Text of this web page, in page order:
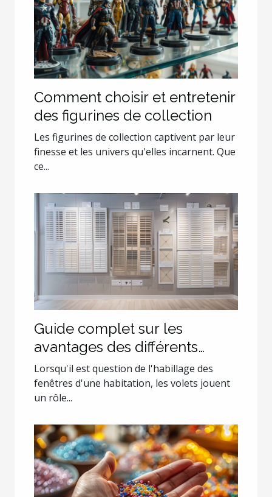
Comment choisir et entretenir
des figurines de collection
Les figurines de collection captivent par leur
finesse et les univers qu'elles incarnent. Que
ce...
Guide complet sur les
avantages des différents
types de volets
Lorsqu'il est question de l'habillage des
fenêtres d'une habitation, les volets jouent
un rôle...